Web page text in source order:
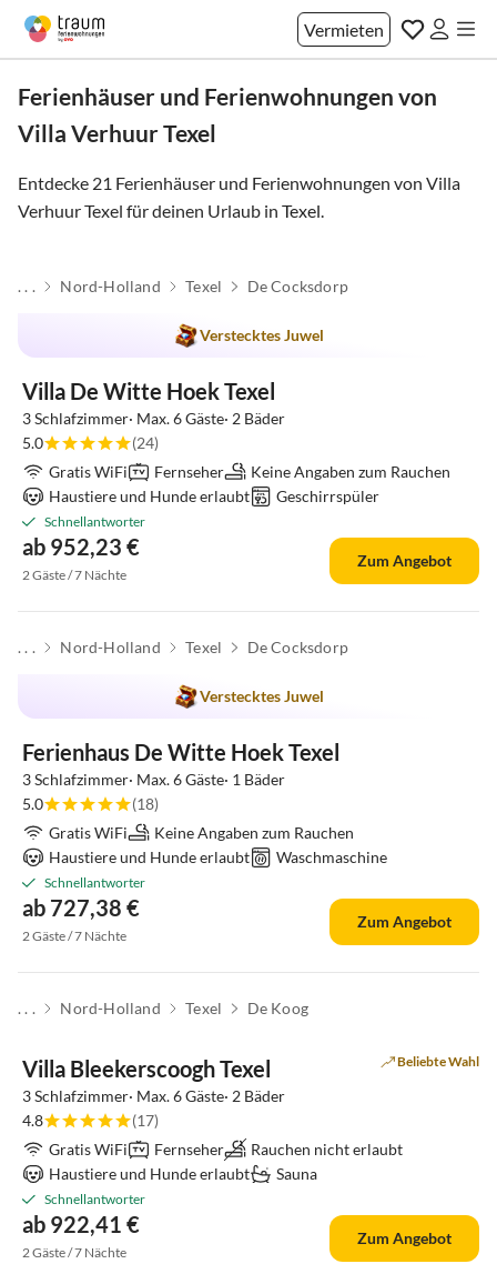
Vermieten
Ferienhäuser und Ferienwohnungen von
Villa Verhuur Texel
Entdecke 21 Ferienhäuser und Ferienwohnungen von Villa
Verhuur Texel für deinen Urlaub in Texel.
. . . Nord-Holland Texel De Cocksdorp
Verstecktes Juwel
Villa De Witte Hoek Texel
3 Schlafzimmer· Max. 6 Gäste· 2 Bäder
5.0
(24)
Gratis WiFi
Fernseher
Keine Angaben zum Rauchen
Haustiere und Hunde erlaubt
Geschirrspüler
Schnellantworter
ab 952,23 €
2 Gäste / 7 Nächte
Zum Angebot
. . . Nord-Holland Texel De Cocksdorp
Verstecktes Juwel
Ferienhaus De Witte Hoek Texel
3 Schlafzimmer· Max. 6 Gäste· 1 Bäder
5.0
(18)
Gratis WiFi
Keine Angaben zum Rauchen
Haustiere und Hunde erlaubt
Waschmaschine
Schnellantworter
ab 727,38 €
2 Gäste / 7 Nächte
Zum Angebot
. . . Nord-Holland Texel De Koog
Villa Bleekerscoogh Texel Beliebte Wahl
3 Schlafzimmer· Max. 6 Gäste· 2 Bäder
4.8
(17)
Gratis WiFi
Fernseher
Rauchen nicht erlaubt
Haustiere und Hunde erlaubt
Sauna
Schnellantworter
ab 922,41 €
2 Gäste / 7 Nächte
Zum Angebot